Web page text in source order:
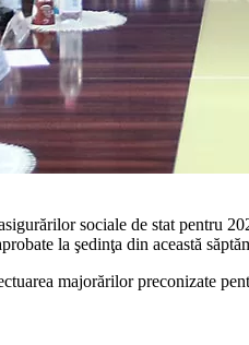
sociale de stat pentru
la şedinţa din această
majorărilor preco­nizate